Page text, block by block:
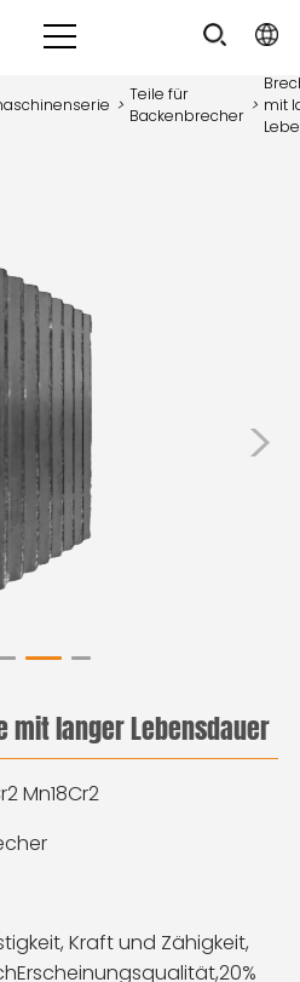
>
Teile für
Backenbrecher
> mit
>
langer Lebensdauer
Mn18Cr2
Kraft und Zähigkeit,
Erscheinungsqualität,20%